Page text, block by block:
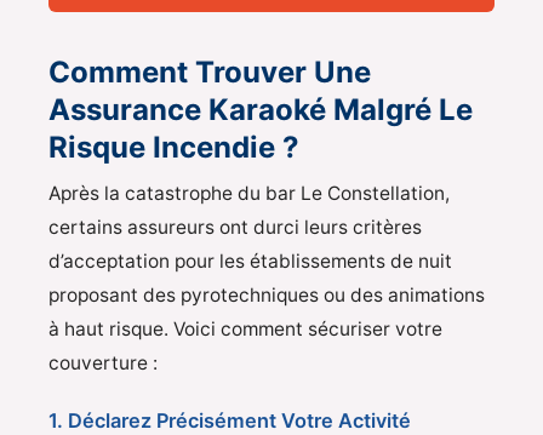
Comment Trouver Une
Assurance Karaoké Malgré Le
Risque Incendie ?
Après la catastrophe du bar Le Constellation,
certains assureurs ont durci leurs critères
d’acceptation pour les établissements de nuit
proposant des pyrotechniques ou des animations
à haut risque. Voici comment sécuriser votre
couverture :
1. Déclarez Précisément Votre Activité